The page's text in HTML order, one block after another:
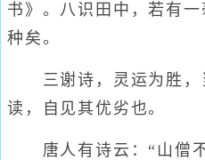
书》。八识田中，若有
种矣。
三谢诗，灵运为胜，
读，自见其优劣也。
唐人有诗云：“山僧不